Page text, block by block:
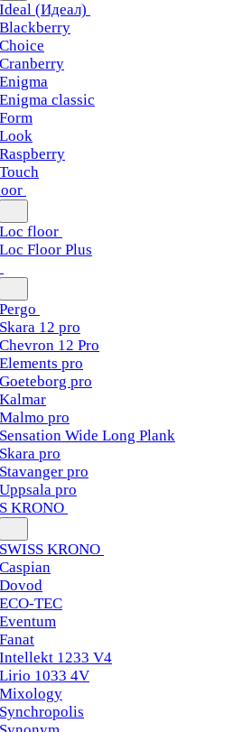
Ideal (Идеал)
Blackberry
Choice
Cranberry
Enigma
Enigma classic
Form
Look
Raspberry
Touch
Loc floor
Loc Floor Plus
Pergo
Skara 12 pro
Chevron 12 Pro
Elements pro
Goeteborg pro
Kalmar
Malmo pro
Sensation Wide Long Plank
Skara pro
Stavanger pro
Uppsala pro
KRONO
SWISS KRONO
Caspian
Dovod
ECO-TEC
Eventum
Fanat
Intellekt 1233 V4
Lirio 1033 4V
Mixology
Synchropolis